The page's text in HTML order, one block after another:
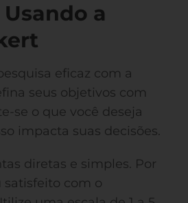
a
eficaz com a
seus objetivos com
se o que você deseja
impacta suas decisões.
diretas e simples. Por
satisfeito com o